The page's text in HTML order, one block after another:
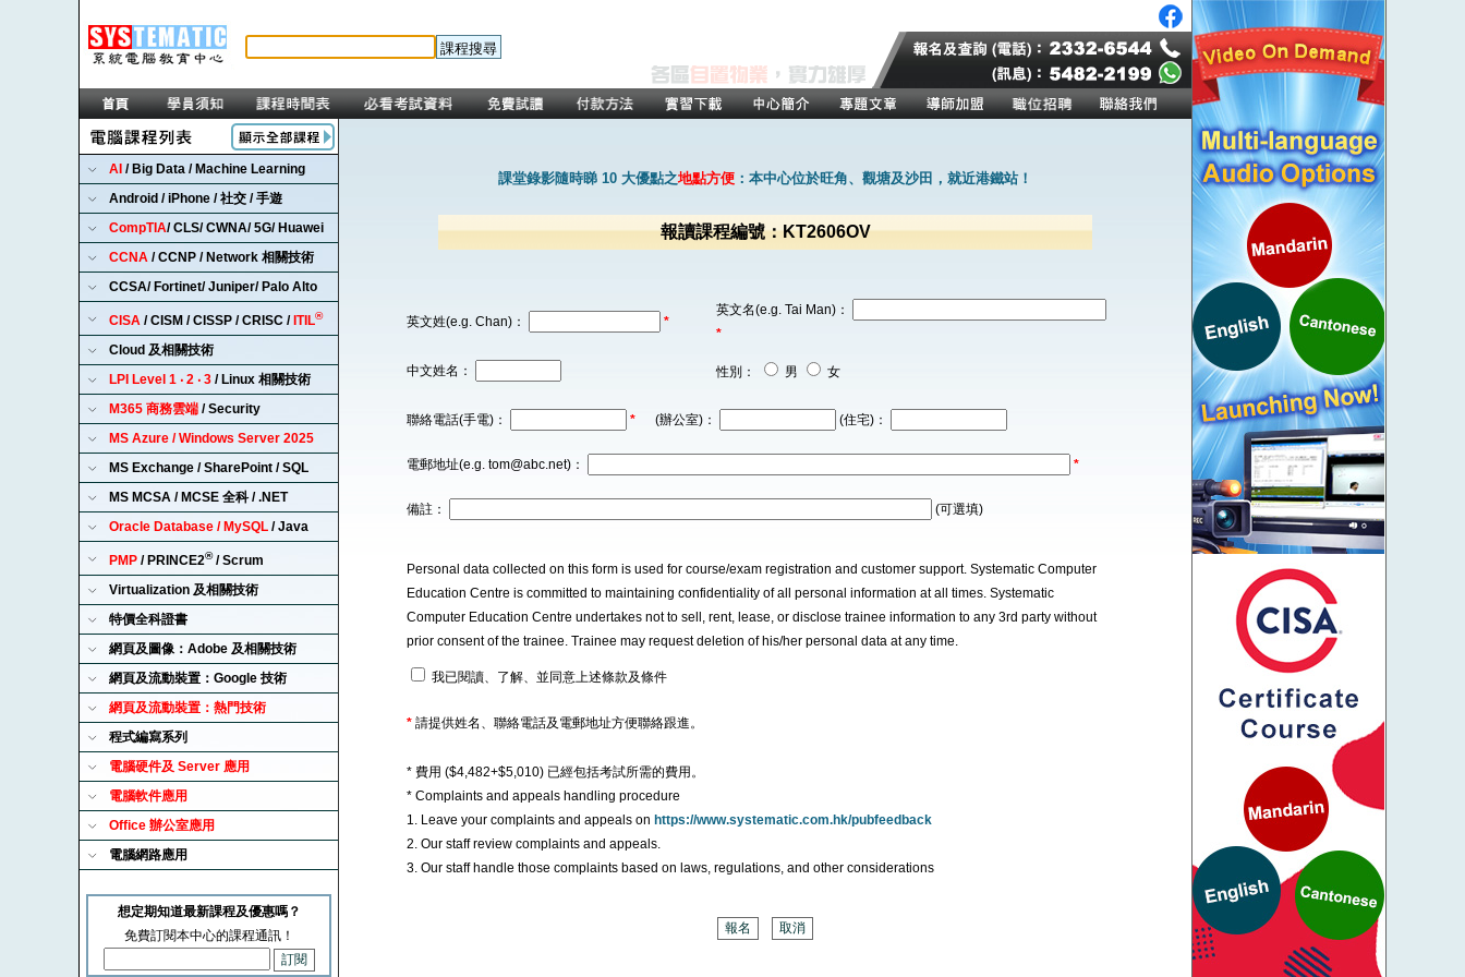
AI / Big Data / Machine Learning
Android / iPhone / 社交 / 手遊
CompTIA/ CLS/ CWNA/ 5G/ Huawei
CCNA / CCNP / Network 相關技術
CCSA/ Fortinet/ Juniper/ Palo Alto
CISA / CISM / CISSP / CRISC / ITIL®
Cloud 及相關技術
LPI Level 1 ‧ 2 ‧ 3 / Linux 相關技術
M365 商務雲端 / Security
MS Azure / Windows Server 2025
MS Exchange / SharePoint / SQL
MS MCSA / MCSE 全科 / .NET
Oracle Database / MySQL / Java
PMP / PRINCE2®/ Scrum
Virtualization 及相關技術
特價全科證書
網頁及圖像：Adobe 及相關技術
網頁及流動裝置：Google 技術
網頁及流動裝置：熱門技術
程式編寫系列
電腦硬件及 Server 應用
電腦軟件應用
Office 辦公室應用
電腦網路應用
想定期知道最新課程及優惠嗎？
免費訂閱本中心的課程通訊！
課堂錄影隨時睇 10 大優點之地點方便 ：本中心位於旺角、觀塘及沙田，就近港鐵站！
報讀課程編號：KT2606OV
英文姓(e.g. Chan)： *
英文名(e.g. Tai Man)：
*
中文姓名： 性別： 男 女
聯絡電話(手電)： * (辦公室)： (住宅)：
電郵地址(e.g. tom@abc.net)： *
備註： (可選填)
Personal data collected on this form is used for course/exam registration and customer support. Systematic Computer
Education Centre is committed to maintaining confidentiality of all personal information at all times. Systematic
Computer Education Centre undertakes not to sell, rent, lease, or disclose trainee information to any 3rd party without
prior consent of the trainee. Trainee may request deletion of his/her personal data at any time.
我已閱讀、了解、並同意上述條款及條件
* 請提供姓名、聯絡電話及電郵地址方便聯絡跟進。
* 費用 ($4,482+$5,010) 已經包括考試所需的費用。
* Complaints and appeals handling procedure
1. Leave your complaints and appeals on https://www.systematic.com.hk/pubfeedback
2. Our staff review complaints and appeals.
3. Our staff handle those complaints based on laws, regulations, and other considerations